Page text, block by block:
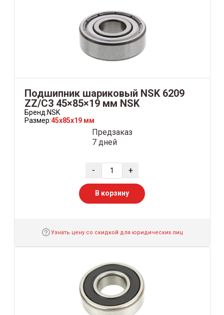
Подшипник шариковый NSK 6209
ZZ/C3 45×85×19 мм NSK
Бренд:NSK
Размер:45x85x19 мм
Предзаказ
7 дней
- +
В корзину
Узнать цену со скидкой для юридических лиц